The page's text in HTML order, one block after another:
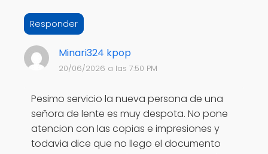
Responder
Minari324 kpop
20/06/2026 a las 7:50 PM
Pesimo servicio la nueva persona de una
señora de lente es muy despota. No pone
atencion con las copias e impresiones y
todavia dice que no llego el documento